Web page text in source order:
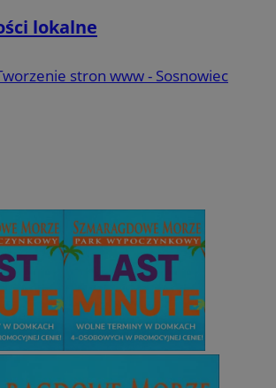
lokalne
stron www - Sosnowiec